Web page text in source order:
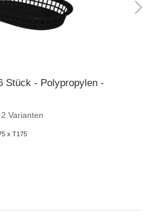
Stück - Polypropylen -
2 Varianten
x T175